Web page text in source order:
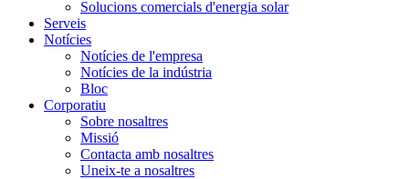
Solucions comercials d'energia solar
Serveis
Notícies
Notícies de l'empresa
Notícies de la indústria
Bloc
Corporatiu
Sobre nosaltres
Missió
Contacta amb nosaltres
Uneix-te a nosaltres